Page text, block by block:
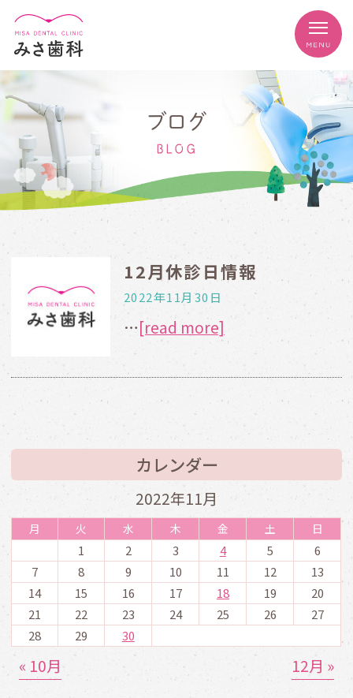
ブログ
BLOG
12月休診日情報
2022年11月30日
…[read more]
カレンダー
2022年11月
月 火 水 木 金 土 日
1 2 3 4 5
6
7
8 9 10 11 12
13
14
15 16 17 18 19
20
21
22 23 24 25 26
27
28
29 30
« 10月 12月 »